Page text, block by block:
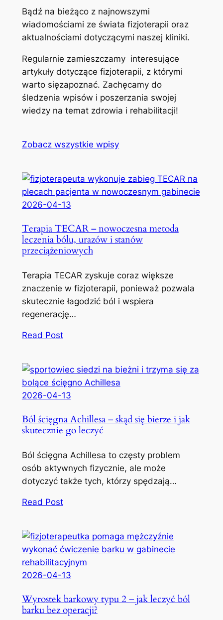
Bądź na bieżąco z najnowszymi
wiadomościami ze świata fizjoterapii oraz
aktualnościami dotyczącymi naszej kliniki.
Regularnie zamieszczamy interesujące
artykuły dotyczące fizjoterapii, z którymi
warto sięzapoznać. Zachęcamy do
śledzenia wpisów i poszerzania swojej
wiedzy na temat zdrowia i rehabilitacji!
Zobacz wszystkie wpisy
2026-04-13
Terapia TECAR – nowoczesna metoda
leczenia bólu, urazów i stanów
przeciążeniowych
Terapia TECAR zyskuje coraz większe
znaczenie w fizjoterapii, ponieważ pozwala
skutecznie łagodzić ból i wspiera
regenerację…
Read Post
2026-04-13
Ból ścięgna Achillesa – skąd się bierze i jak
skutecznie go leczyć
Ból ścięgna Achillesa to częsty problem
osób aktywnych fizycznie, ale może
dotyczyć także tych, którzy spędzają…
Read Post
2026-04-13
Wyrostek barkowy typu 2 – jak leczyć ból
barku bez operacji?